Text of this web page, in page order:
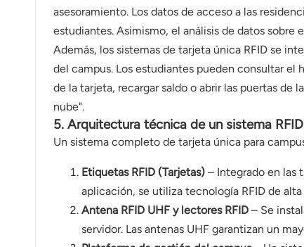
asesoramiento. Los datos de acceso a las
estudiantes. Asimismo, el análisis de datos
Además, los sistemas de tarjeta única RFID se
del campus. Los estudiantes pueden consultar el
de la tarjeta, recargar saldo o abrir las puertas de
nube".
5. Arquitectura técnica de un sistema
Un sistema completo de tarjeta única para
Etiquetas RFID (Tarjetas)– Integrado en las
aplicación, se utiliza tecnología RFID de
Antena RFID UHF y lectores RFID– Se
servidor. Las antenas UHF garantizan un